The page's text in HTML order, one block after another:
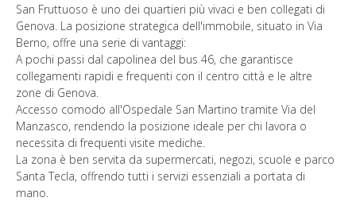
San Fruttuoso è uno dei quartieri più vivaci e ben collegati di
Genova. La posizione strategica dell'immobile, situato in Via
Berno, offre una serie di vantaggi:
A pochi passi dal capolinea del bus 46, che garantisce
collegamenti rapidi e frequenti con il centro città e le altre
zone di Genova.
Accesso comodo all'Ospedale San Martino tramite Via del
Manzasco, rendendo la posizione ideale per chi lavora o
necessita di frequenti visite mediche.
La zona è ben servita da supermercati, negozi, scuole e parco
Santa Tecla, offrendo tutti i servizi essenziali a portata di
mano.